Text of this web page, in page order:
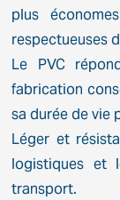
plus
respectueuses
Le PVC
fabrication
sa durée de vie
Léger et
logistiques et
transport.